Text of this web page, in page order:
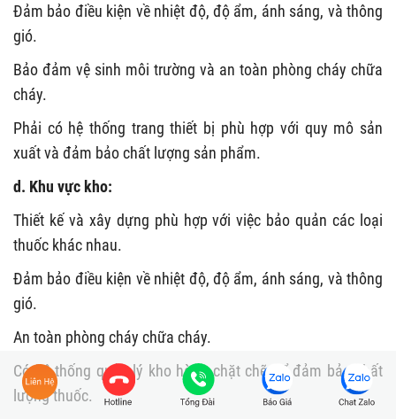
Đảm bảo điều kiện về nhiệt độ, độ ẩm, ánh sáng, và thông
gió.
Bảo đảm vệ sinh môi trường và an toàn phòng cháy chữa
cháy.
Phải có hệ thống trang thiết bị phù hợp với quy mô sản
xuất và đảm bảo chất lượng sản phẩm.
d. Khu vực kho:
Thiết kế và xây dựng phù hợp với việc bảo quản các loại
thuốc khác nhau.
Đảm bảo điều kiện về nhiệt độ, độ ẩm, ánh sáng, và thông
gió.
An toàn phòng cháy chữa cháy.
Có hệ thống quản lý kho hàng chặt chẽ để đảm bảo chất
lượng thuốc.